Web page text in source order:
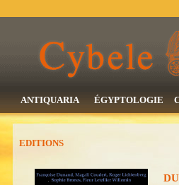
ANTIQUARIA ÉGYPTOLOGIE
EDITIONS